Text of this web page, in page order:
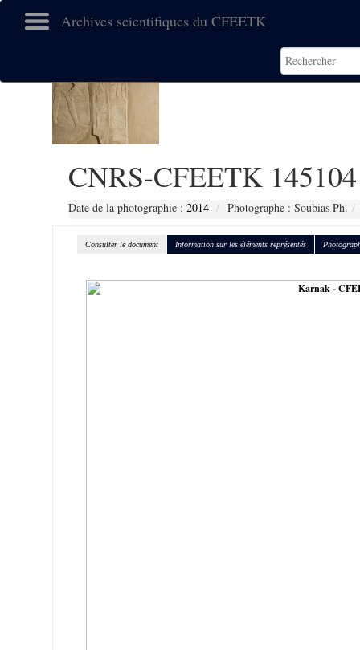
Archives scientifiques du CFEETK
CNRS-CFEETK 145104
Date de la photographie : 2014 Photographe : Soubias Ph.
Consulter le document Information sur les éléments représentés